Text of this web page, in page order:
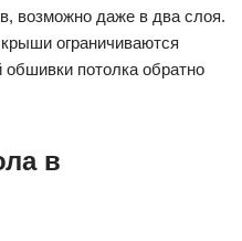
возможно даже в два слоя.
ограничиваются
обшивки потолка обратно
в